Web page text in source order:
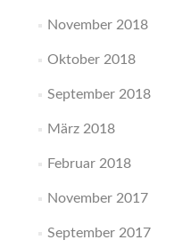
November 2018
Oktober 2018
September 2018
März 2018
Februar 2018
November 2017
September 2017